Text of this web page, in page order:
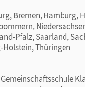
Bremen, Hamburg,
Pfalz, Saarland,
Holstein, Thüringen